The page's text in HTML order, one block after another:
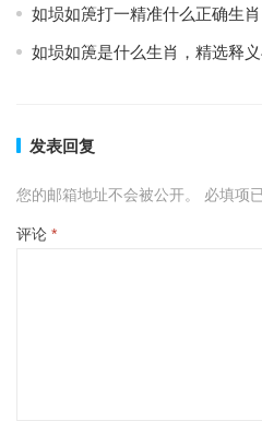
如埙如箎打一精准什么正确生
如埙如箎是什么生肖，精选释
发表回复
您的邮箱地址不会被公开。 必填项
评论 *